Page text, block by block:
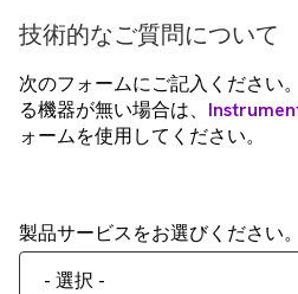
技術的なご質問について
次のフォームにご記入ください
る機器が無い場合は、
ォームを使用してください。
製品サービスをお選びください。
- 選択 -